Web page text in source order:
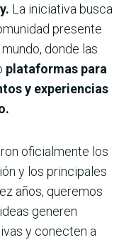
La iniciativa busca
presente
donde las
plataformas para
y experiencias
oficialmente los
y los principales
años, queremos
generen
y conecten a